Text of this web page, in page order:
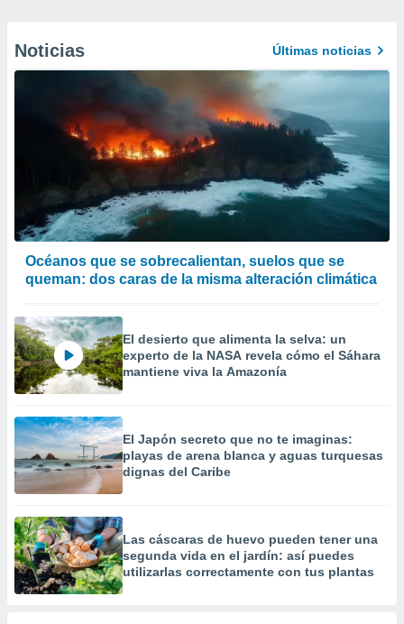
Noticias Últimas noticias
Océanos que se sobrecalientan, suelos que se
queman: dos caras de la misma alteración climática
El desierto que alimenta la selva: un
experto de la NASA revela cómo el Sáhara
mantiene viva la Amazonía
El Japón secreto que no te imaginas:
playas de arena blanca y aguas turquesas
dignas del Caribe
Las cáscaras de huevo pueden tener una
segunda vida en el jardín: así puedes
utilizarlas correctamente con tus plantas